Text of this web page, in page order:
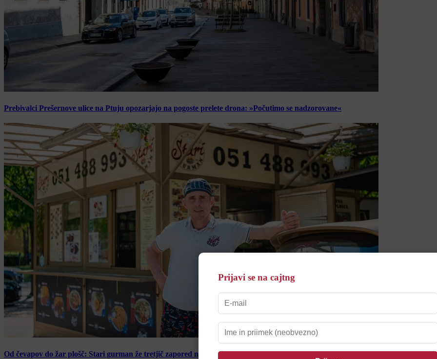
Prebivalci Prešernove ulice na Ptuju opozarjajo na pogoste prelete drona: »Počutimo se nadzorovane«
Od čevapov do žar plošč: Stari gurman že tretjič zapored navdušil Ptujčane
Prijavi se na cajtng